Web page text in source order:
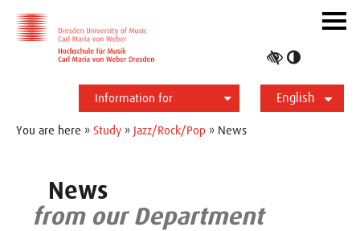
contrast
Information for
Students
Applicants
International
Press
Alumni
English
ein-/
You are here » Study » Jazz/Rock/Pop » News
News
from our Department